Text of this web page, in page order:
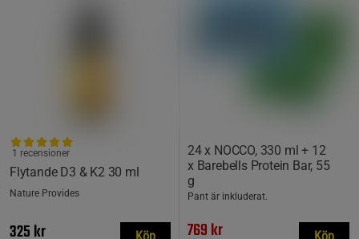
Flytande D3 & K2 30 ml
1 recensioner
Nature Provides
325 kr
24 x NOCCO, 330 ml + 12
x Barebells Protein Bar, 55
g
Pant är inkluderat.
769 kr